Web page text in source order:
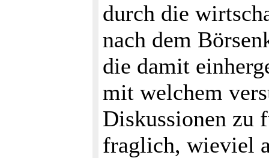
durch die
nach dem
die damit
mit welchem
Diskussionen zu
fraglich, wieviel